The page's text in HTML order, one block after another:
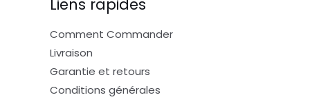
Liens rapides
Comment Commander
Livraison
Garantie et retours
Conditions générales